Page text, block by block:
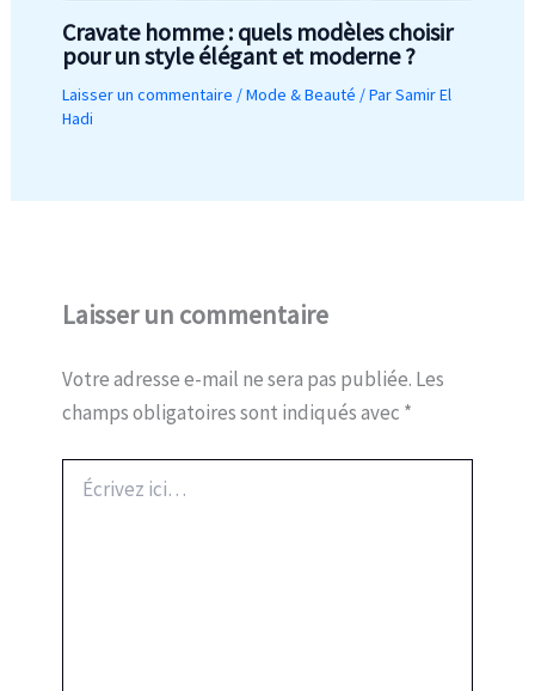
Cravate homme : quels modèles choisir
pour un style élégant et moderne ?
Laisser un commentaire /Mode & Beauté / ParSamir El
Hadi
Laisser un commentaire
Votre adresse e-mail ne sera pas publiée. Les
champs obligatoires sont indiqués avec *
ici…